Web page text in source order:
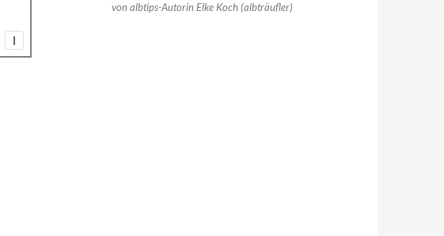
I
von albtips-Autorin Elke Koch (albträufler)